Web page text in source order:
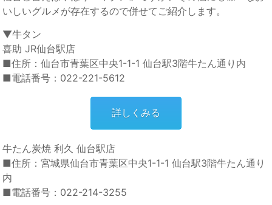
いしいグルメが存在するので併せてご紹介します。
▼牛タン
喜助 JR仙台駅店
■住所：仙台市青葉区中央1-1-1 仙台駅3階牛たん通り内
■電話番号：022-221-5612
詳しくみる
牛たん炭焼 利久 仙台駅店
■住所：宮城県仙台市青葉区中央1-1-1 仙台駅3階牛たん通り
内
■電話番号：022-214-3255